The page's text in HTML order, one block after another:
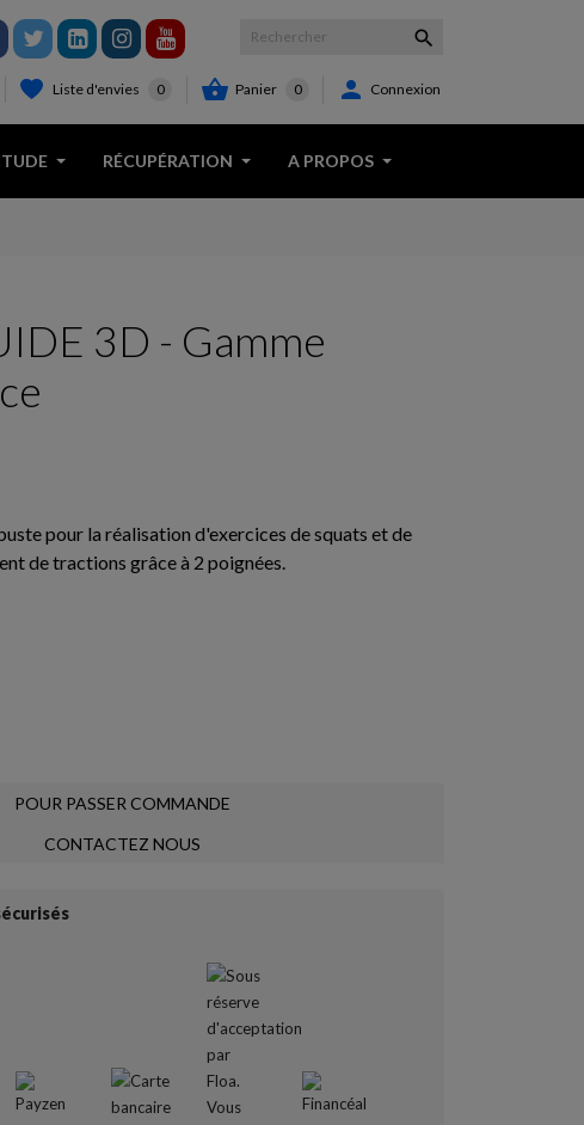

Liste d'envies 0  Panier 0  Connexion
RÉCUPÉRATION A PROPOS
3D - Gamme
pour la réalisation d'exercices de squats et de
de tractions grâce à 2 poignées.
POUR PASSER COMMANDE
CONTACTEZ NOUS